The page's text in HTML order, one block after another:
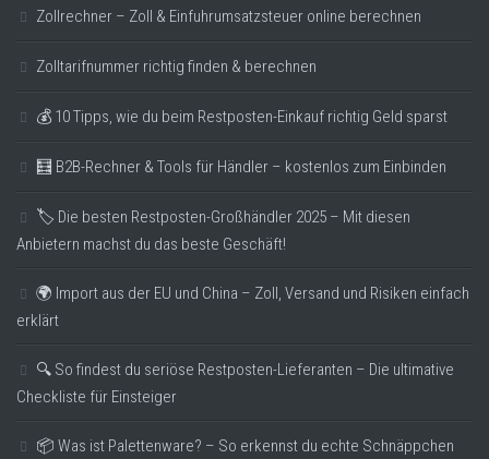
Zollrechner – Zoll & Einfuhrumsatzsteuer online berechnen
Zolltarifnummer richtig finden & berechnen
💰 10 Tipps, wie du beim Restposten-Einkauf richtig Geld sparst
🧮 B2B-Rechner & Tools für Händler – kostenlos zum Einbinden
🏷️ Die besten Restposten-Großhändler 2025 – Mit diesen
Anbietern machst du das beste Geschäft!
🌍 Import aus der EU und China – Zoll, Versand und Risiken einfach
erklärt
🔍 So findest du seriöse Restposten-Lieferanten – Die ultimative
Checkliste für Einsteiger
📦 Was ist Palettenware? – So erkennst du echte Schnäppchen